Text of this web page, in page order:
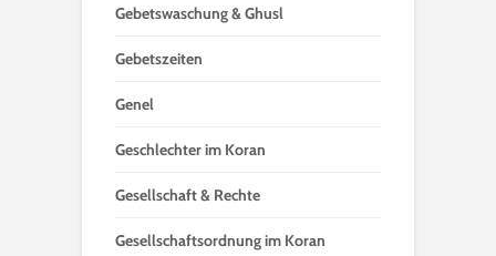
Gebetswaschung & Ghusl
Gebetszeiten
Genel
Geschlechter im Koran
Gesellschaft & Rechte
Gesellschaftsordnung im Koran